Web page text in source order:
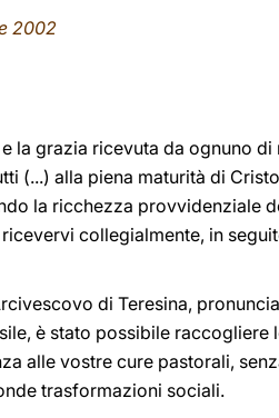
2002
la grazia ricevuta da ognuno
(...) alla piena maturità di
la ricchezza provvidenziale
collegialmente, in
di Teresina,
è stato possibile raccogliere
alle vostre cure pastorali,
trasformazioni sociali.